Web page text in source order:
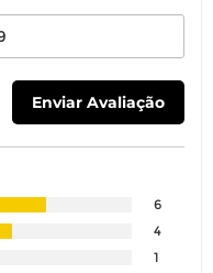
políticas de
6
4
1